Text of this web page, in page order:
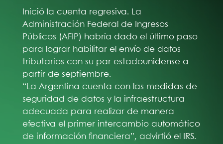
Inició la cuenta regresiva. La
Administración Federal de Ingresos
Públicos (AFIP) habría dado el último paso
para lograr habilitar el envío de datos
tributarios con su par estadounidense a
partir de septiembre.
“La Argentina cuenta con las medidas de
seguridad de datos y la infraestructura
adecuada para realizar de manera
efectiva el primer intercambio automático
de información financiera”, advirtió el IRS.